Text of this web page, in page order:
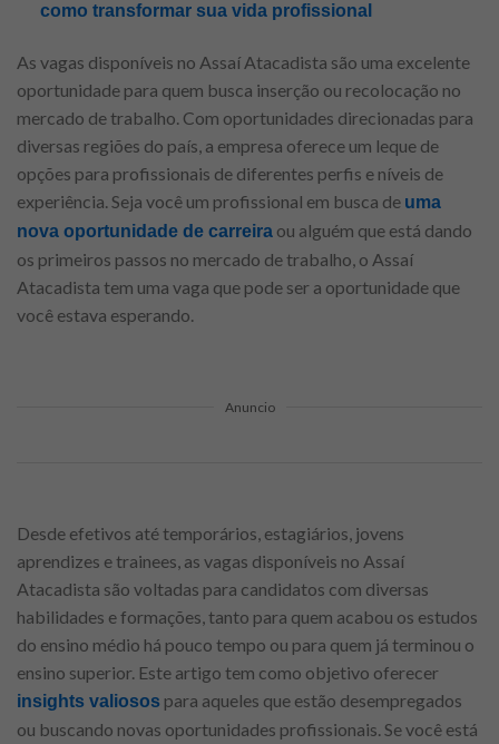
como transformar sua vida profissional
As vagas disponíveis no Assaí Atacadista são uma excelente
oportunidade para quem busca inserção ou recolocação no
mercado de trabalho. Com oportunidades direcionadas para
diversas regiões do país, a empresa oferece um leque de
opções para profissionais de diferentes perfis e níveis de
experiência. Seja você um profissional em busca de uma
nova oportunidade de carreira ou alguém que está dando
os primeiros passos no mercado de trabalho, o Assaí
Atacadista tem uma vaga que pode ser a oportunidade que
você estava esperando.
Anuncio
Desde efetivos até temporários, estagiários, jovens
aprendizes e trainees, as vagas disponíveis no Assaí
Atacadista são voltadas para candidatos com diversas
habilidades e formações, tanto para quem acabou os estudos
do ensino médio há pouco tempo ou para quem já terminou o
ensino superior. Este artigo tem como objetivo oferecer
insights valiosos para aqueles que estão desempregados
ou buscando novas oportunidades profissionais. Se você está